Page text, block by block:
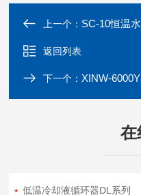
上一个： SC-10恒温
返回列表
下一个：XINW-
在